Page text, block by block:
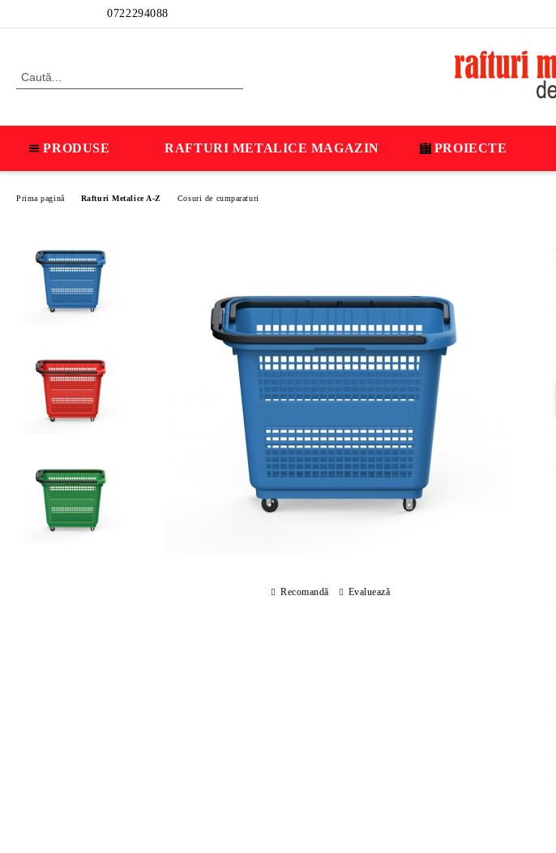
0722294088
PRODUSE RAFTURI METALICE MAGAZIN PROIECTE
Prima pagină Rafturi Metalice A-Z Cosuri de cumparaturi
Recomandă Evaluează